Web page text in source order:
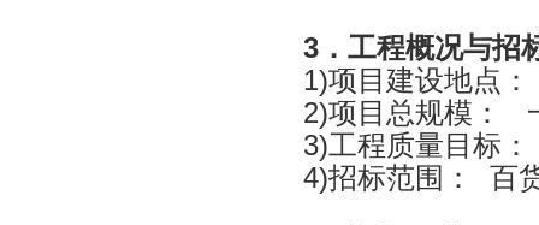
3 ．工程概况与招
1)项目建设地点：
2)项目总规模：
3)工程质量目标：
4)招标范围：
百